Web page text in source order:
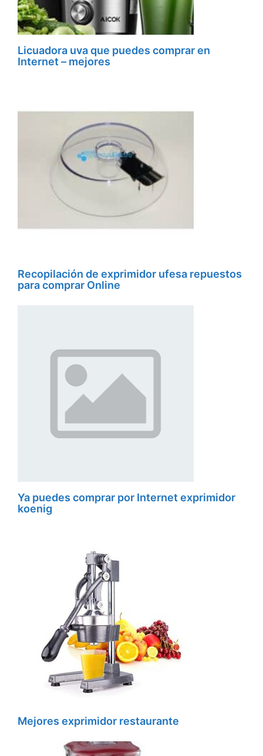
Licuadora uva que puedes comprar en
Internet – mejores
Recopilación de exprimidor ufesa repuestos
para comprar Online
Ya puedes comprar por Internet exprimidor
koenig
Mejores exprimidor restaurante